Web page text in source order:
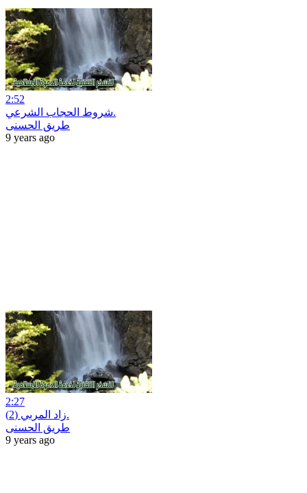
2:52
شروط الحجاب الشرعي.
طريق الحسنى
9 years ago
2:27
زاد المربي (2).
طريق الحسنى
9 years ago